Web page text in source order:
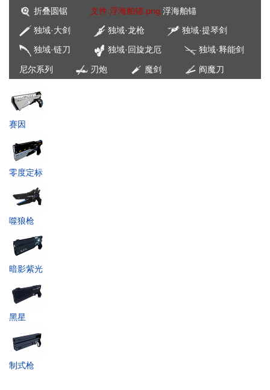
折叠圆锯 文件:浮海舶锚.png 浮海舶锚
独域·大剑 独域·龙枪 独域·提琴剑
独域·链刀 独域·回旋龙厄 独域·释能剑
尼尔系列 刃炮 魔剑 阎魔刀
赛因
零度定标
噬狼枪
暗影紫光
黑星
制式枪